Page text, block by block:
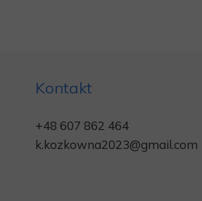
Kontakt
+48 607 862 464
k.kozkowna2023@gmail.com